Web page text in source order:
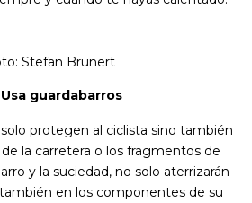
Stefan Brunert
guardabarros
protegen al ciclista sino también
de la carretera o los fragmentos de
y la suciedad, no solo aterrizarán
en los componentes de su